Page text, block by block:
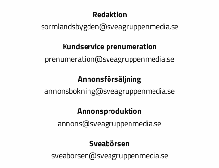
Redaktion
sormlandsbygden@sveagruppenmedia.se
Kundservice prenumeration
prenumeration@sveagruppenmedia.se
Annonsförsäljning
annonsbokning@sveagruppenmedia.se
Annonsproduktion
annons@sveagruppenmedia.se
Sveabörsen
sveaborsen@sveagruppenmedia.se